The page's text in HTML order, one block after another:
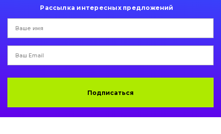
Подушки амортизационные
Пальци и втулки
написати
зателефонувати
Рассылка интересных предложений
Подписаться